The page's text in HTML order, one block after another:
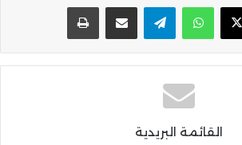
واتساب تيلقرام مشاركة عبر البريد
القائمة البريدية